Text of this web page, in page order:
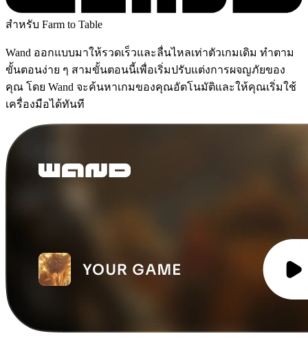
สำหรับ Farm to Table
Wand ออกแบบมาให้รวดเร็วและลื่นไหลเท่าตัวเกมเดิม ทำตาม
ขั้นตอนง่าย ๆ สามขั้นตอนนี้เพื่อเริ่มปรับแต่งการผจญภัยของ
คุณ โดย Wand จะค้นหาเกมของคุณอัตโนมัติและให้คุณเริ่มใช้
เครื่องมือได้ทันที